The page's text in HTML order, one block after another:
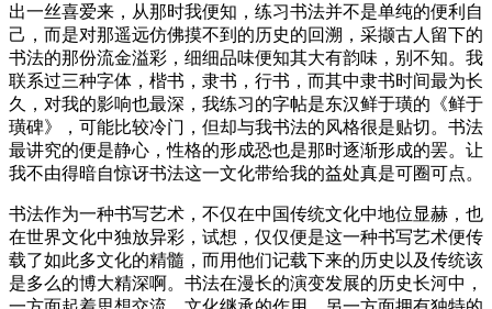
出一丝喜爱来，从那时我便知，练习书法并不是单纯的便利自
己，而是对那遥远仿佛摸不到的历史的回溯，采撷古人留下的
书法的那份流金溢彩，细细品味便知其大有韵味，别不知。我
联系过三种字体，楷书，隶书，行书，而其中隶书时间最为长
久，对我的影响也最深，我练习的字帖是东汉鲜于璜的《鲜于
璜碑》，可能比较冷门，但却与我书法的风格很是贴切。书法
最讲究的便是静心，性格的形成恐也是那时逐渐形成的罢。让
我不由得暗自惊讶书法这一文化带给我的益处真是可圈可点。
书法作为一种书写艺术，不仅在中国传统文化中地位显赫，也
在世界文化中独放异彩，试想，仅仅便是这一种书写艺术便传
载了如此多文化的精髓，而用他们记载下来的历史以及传统该
是多么的博大精深啊。书法在漫长的演变发展的历史长河中，